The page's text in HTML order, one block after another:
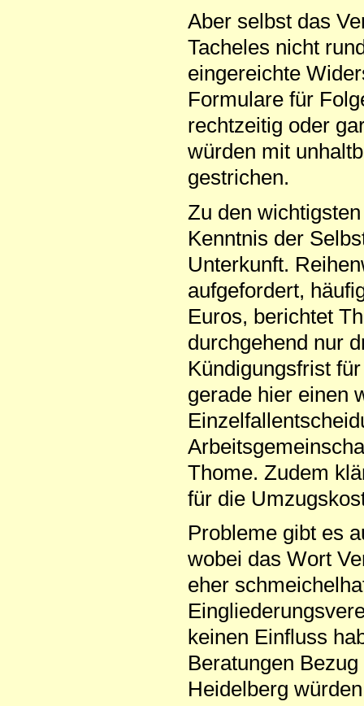
Aber selbst das
Tacheles nicht
eingereichte
Formulare für
rechtzeitig oder
würden mit
gestrichen.
Zu den
Kenntnis der
Unterkunft.
aufgefordert,
Euros, berichtet
durchgehend nur
Kündigungsfrist
gerade hier einen
Thome. Zudem
für die
Probleme gibt es
wobei das Wort
eher
keinen Einfluss
Beratungen
Heidelberg